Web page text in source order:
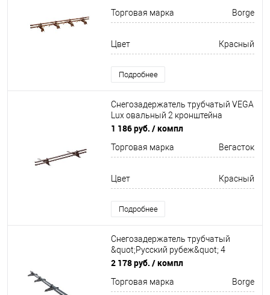
Торговая марка Borge
Цвет Красный
Подробнее
Снегозадержатель трубчатый VEGA
Lux овальный 2 кронштейна
Оцинков+порошковый окрас
1 186 руб. / компл
Торговая марка Вегасток
Цвет Красный
Подробнее
Снегозадержатель трубчатый
&quot;Русский рубеж&quot; 4
кронштейна Оцинков+порошковый
2 178 руб. / компл
Торговая марка Borge